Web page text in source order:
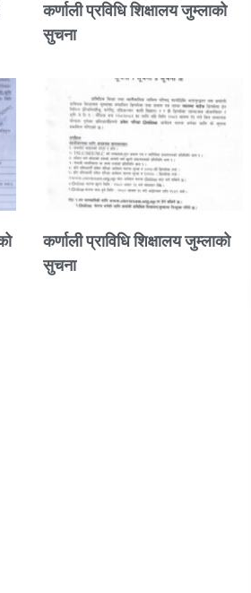
कर्णाली प्रविधि शिक्षालय जुम्लाको
सुचना
कर्णाली प्राविधि शिक्षालय जुम्लाको
सुचना